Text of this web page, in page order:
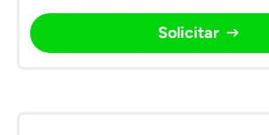
Solicitar